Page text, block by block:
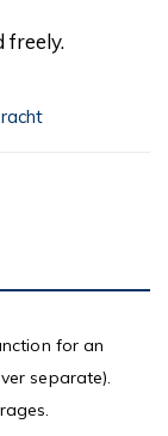
freely.
for an
separate).